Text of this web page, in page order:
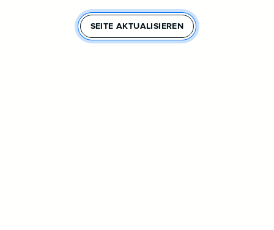
SEITE AKTUALISIEREN